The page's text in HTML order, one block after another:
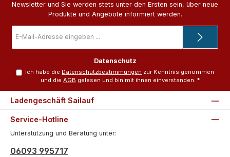
Newsletter und Sie werden stets unter den Ersten sein, über neue
Produkte und Angebote informiert werden.
Mail-
Datenschutz
Ich habe die Datenschutzbestimmungen zur Kenntnis genommen
und die AGB gelesen und bin mit ihnen einverstanden. *
Service-Hotline
Unterstützung und Beratung unter:
06093 995717
Ladengeschäft Sailauf